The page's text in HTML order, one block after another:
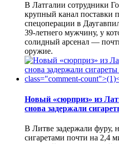
В Латгалии сотрудники
крупный канал поставки
спецоперации в
39-летнего мужчину, у
солидный арсенал —
оружие.
Новый «сюрприз» из
снова задержали
В Литве задержали фуру,
сигаретами почти на 2,4